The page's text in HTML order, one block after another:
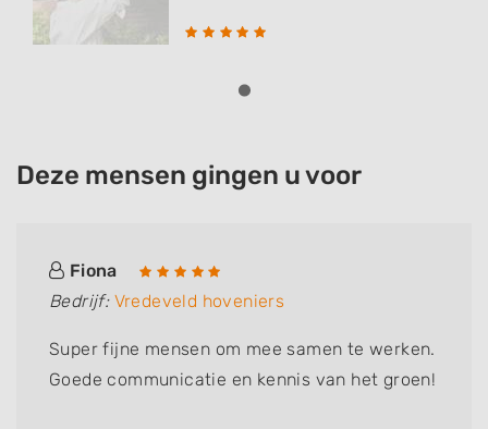
Deze mensen gingen u voor
Fiona
Bedrijf: Vredeveld hoveniers
Super fijne mensen om mee samen te werken.
Goede communicatie en kennis van het groen!